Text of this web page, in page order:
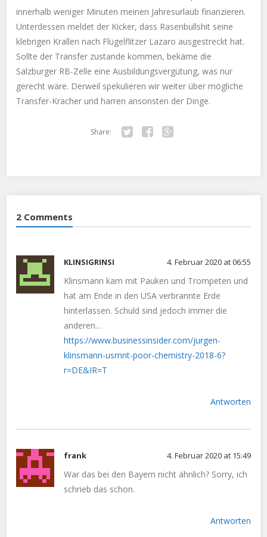
innerhalb weniger Minuten meinen Jahresurlaub finanzieren.
Unterdessen meldet der Kicker, dass Rasenbullshit seine
klebrigen Krallen nach Flügelflitzer Lazaro ausgestreckt hat.
Sollte der Transfer zustande kommen, bekäme die
Salzburger RB-Zelle eine Ausbildungsvergütung, was nur
gerecht wäre. Derweil spekulieren wir weiter über mögliche
Transfer-Kracher und harren ansonsten der Dinge.
Share:
2 Comments
KLINSIGRINSI 4. Februar 2020 at 06:55
Klinsmann kam mit Pauken und Trompeten und
hat am Ende in den USA verbrannte Erde
hinterlassen. Schuld sind jedoch immer die
anderen…
https://www.businessinsider.com/jurgen-
klinsmann-usmnt-poor-chemistry-2018-6?
r=DE&IR=T
Antworten
frank 4. Februar 2020 at 15:49
War das bei den Bayern nicht ähnlich? Sorry, ich
schrieb das schon.
Antworten